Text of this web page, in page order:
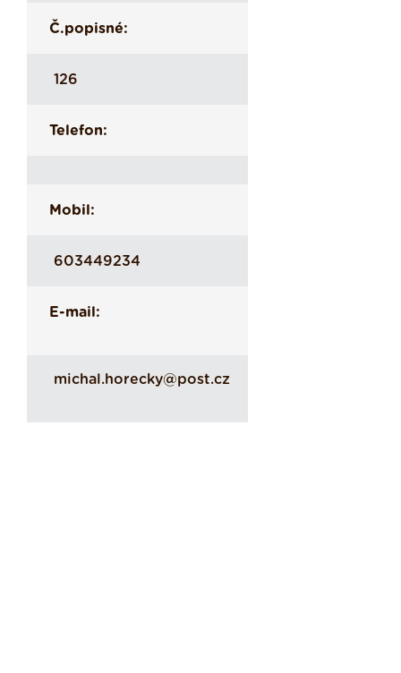
Č.popisné:
126
Telefon:
Mobil:
603449234
E-mail:
michal.horecky@post.cz